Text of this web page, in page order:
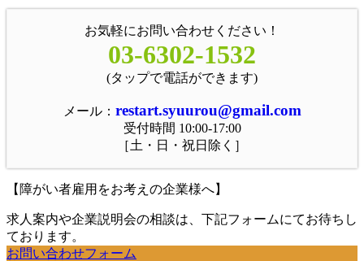
お気軽にお問い合わせください！
03-6302-1532
(タップで電話ができます)
メール： restart.syuurou@gmail.com
受付時間 10:00-17:00
［土・日・祝日除く］
【障がい者雇用をお考えの企業様へ】
求人案内や企業説明会の相談は、下記フォームにてお待ちし
ております。
お問い合わせフォーム